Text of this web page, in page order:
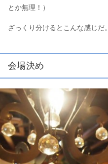
とか無理！）
ざっくり分けるとこんな感じだ。
会場決め